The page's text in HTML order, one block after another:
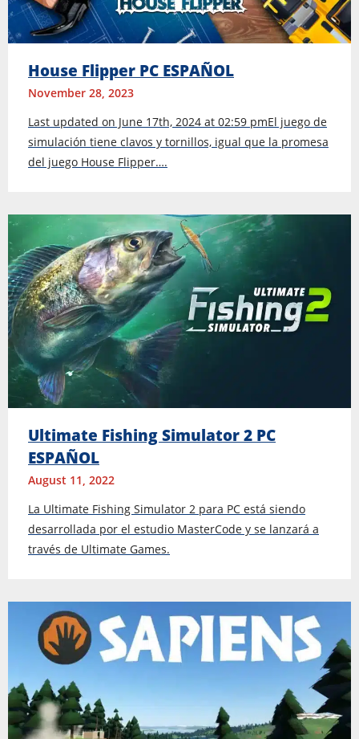
House Flipper PC ESPAÑOL
November 28, 2023
Last updated on June 17th, 2024 at 02:59 pmEl juego de
simulación tiene clavos y tornillos, igual que la promesa
del juego House Flipper….
Ultimate Fishing Simulator 2 PC
ESPAÑOL
August 11, 2022
La Ultimate Fishing Simulator 2 para PC está siendo
desarrollada por el estudio MasterCode y se lanzará a
través de Ultimate Games.